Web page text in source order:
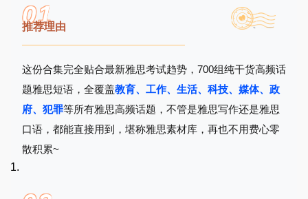
01
推荐理由
这份合集完全贴合最新雅思考试趋势，700组纯干货高频话
题雅思短语，全覆盖教育、工作、生活、科技、媒体、政
府、犯罪等所有雅思高频话题，不管是雅思写作还是雅思
口语，都能直接用到，堪称雅思素材库，再也不用费心零
散积累~